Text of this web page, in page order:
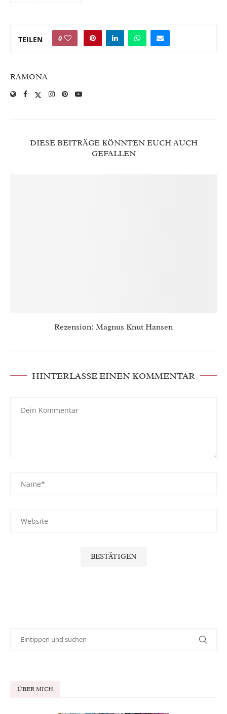
TEILEN 0
RAMONA
DIESE BEITRÄGE KÖNNTEN EUCH AUCH
GEFALLEN
Rezension: Magnus Knut Hansen
HINTERLASSE EINEN KOMMENTAR
ÜBER MICH